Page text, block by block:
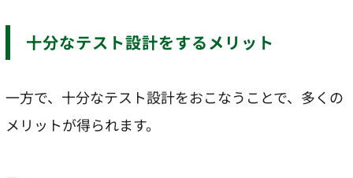
十分なテスト設計をするメリット
一方で、十分なテスト設計をおこなうことで、多くの
メリットが得られます。